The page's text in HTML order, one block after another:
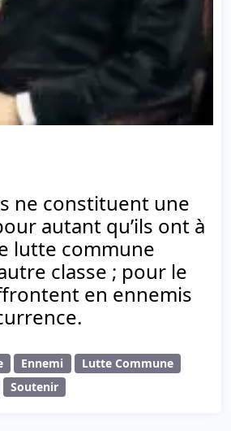
ne constituent une
autant qu’ils ont à
lutte commune
classe ; pour le
en ennemis
Ennemi
Lutte Commune
Soutenir